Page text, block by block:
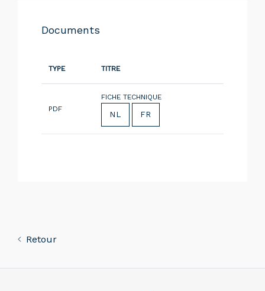
Documents
TYPE TITRE
PDF
FICHE TECHNIQUE
NL FR
Retour